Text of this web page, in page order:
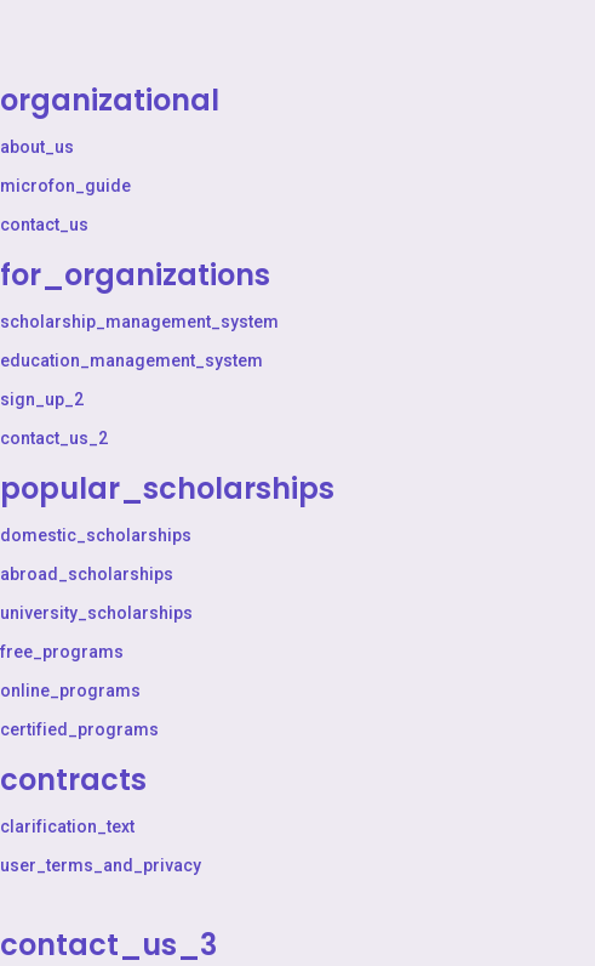
organizational
about_us
microfon_guide
contact_us
for_organizations
scholarship_management_system
education_management_system
sign_up_2
contact_us_2
popular_scholarships
domestic_scholarships
abroad_scholarships
university_scholarships
free_programs
online_programs
certified_programs
contracts
clarification_text
user_terms_and_privacy
contact_us_3